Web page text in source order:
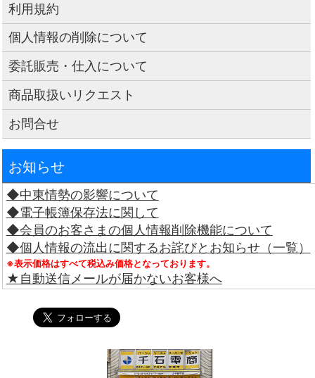
利用規約
個人情報の削除について
委託販売・仕入について
商品取扱いリクエスト
お問合せ
お知らせ
◆中東情勢の影響について
◆電子帳簿保存法に関して
◆会員のお客さまの個人情報削除機能について
◆個人情報の流出に関するお詫びとお知らせ（一覧）
※表示価格はすべて税込み価格となっております。
★自動送信メールが届かないお客様へ